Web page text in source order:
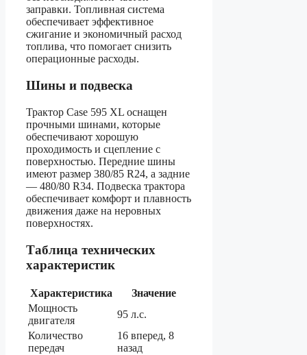
заправки. Топливная система
обеспечивает эффективное
сжигание и экономичный расход
топлива, что помогает снизить
операционные расходы.
Шины и подвеска
Трактор Case 595 XL оснащен
прочными шинами, которые
обеспечивают хорошую
проходимость и сцепление с
поверхностью. Передние шины
имеют размер 380/85 R24, а задние
— 480/80 R34. Подвеска трактора
обеспечивает комфорт и плавность
движения даже на неровных
поверхностях.
Таблица технических
характеристик
Характеристика
Значение
Мощность
двигателя
95 л.с.
Количество
передач
16 вперед, 8
назад